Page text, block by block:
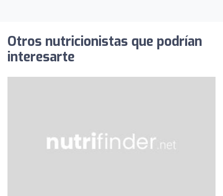
Otros nutricionistas que podrían
interesarte